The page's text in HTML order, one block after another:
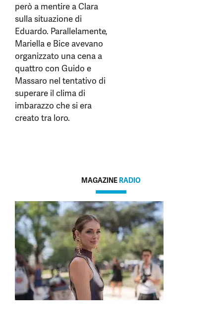
però a mentire a Clara
sulla situazione di
Eduardo. Parallelamente,
Mariella e Bice avevano
organizzato una cena a
quattro con Guido e
Massaro nel tentativo di
superare il clima di
imbarazzo che si era
creato tra loro.
MAGAZINE RADIO